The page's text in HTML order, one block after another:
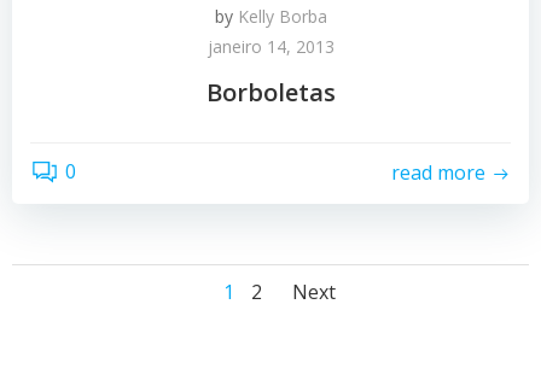
by Kelly Borba
janeiro 14, 2013
Borboletas
0 read more
Posts
Page
1 Page
2
Posts
Next